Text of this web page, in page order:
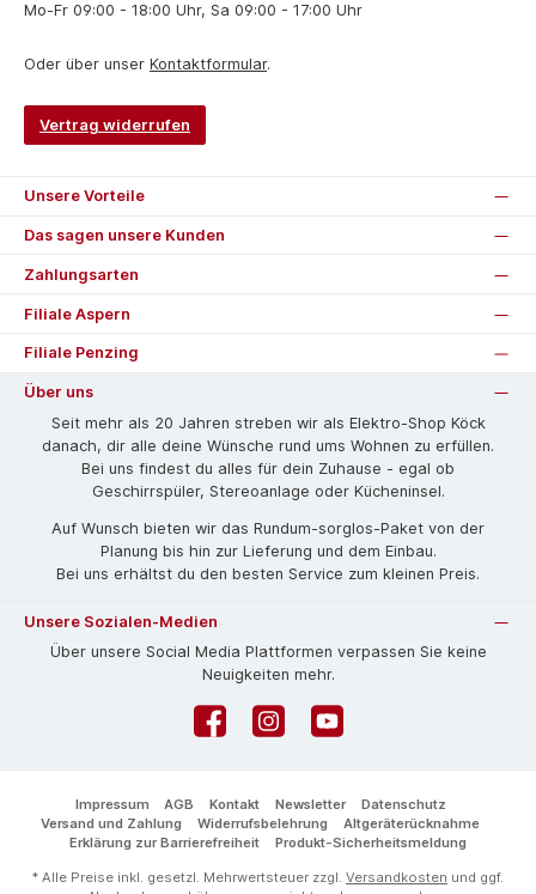
Mo-Fr 09:00 - 18:00 Uhr, Sa 09:00 - 17:00 Uhr
Oder über unser Kontaktformular.
Vertrag widerrufen
Unsere Vorteile
Das sagen unsere Kunden
Zahlungsarten
Filiale Aspern
Filiale Penzing
Über uns
Seit mehr als 20 Jahren streben wir als Elektro-Shop Köck
danach, dir alle deine Wünsche rund ums Wohnen zu erfüllen.
Bei uns findest du alles für dein Zuhause - egal ob
Geschirrspüler, Stereoanlage oder Kücheninsel.
Auf Wunsch bieten wir das Rund­um-sorg­los-Pa­ket von der
Planung bis hin zur Lieferung und dem Einbau.
Bei uns erhältst du den besten Service zum kleinen Preis.
Unsere Sozialen-Medien
Über unsere Social Media Plattformen verpassen Sie keine
Neuigkeiten mehr.
FacebookInstagramYouTube
Impressum AGB Kontakt Newsletter
Datenschutz
Versand und Zahlung
Widerrufsbelehrung
Altgeräterücknahme
Erklärung zur Barrierefreiheit
Produkt-Sicherheitsmeldung
* Alle Preise inkl. gesetzl. Mehrwertsteuer zzgl. Versandkosten und ggf.